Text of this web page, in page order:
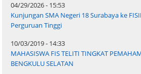
04/29/2026 - 15:53
Kunjungan SMA Negeri 18 Surabaya ke
Perguruan Tinggi
10/03/2019 - 14:33
MAHASISWA FIS TELITI TINGKAT
BENGKULU SELATAN